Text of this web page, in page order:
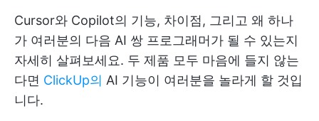
Cursor와 Copilot의 기능, 차이점, 그리고 왜 하나
가 여러분의 다음 AI 쌍 프로그래머가 될 수 있는지
자세히 살펴보세요. 두 제품 모두 마음에 들지 않는
다면 ClickUp의 AI 기능이 여러분을 놀라게 할 것입
니다.